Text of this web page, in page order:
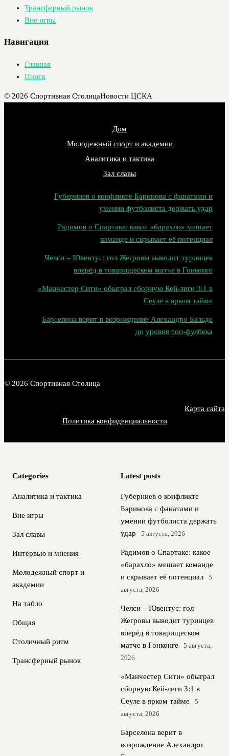
Трансферный рынок
Вне игры
Навигация
Главная
Поиск
© 2026 Спортивная СтолицаНовости ЦСКА
Дом
Молодежный спорт и академии
Аналитика и тактика
Зал славы
Губерниев о конфликте Баринова с фанатами и
умении футболиста держать удар
Радимов о Спартаке: какое «барахло» мешает
команде и скрывает её потенциал
Челси – Ювентус: гол Жегровы выводит туринцев
вперёд в товарищеском матче в Гонконге
«Манчестер Сити» обыграл сборную Кей-лиги 3:1 в
Сеуле в ярком тайме
Барселона верит в возрождение Алехандро Бальде
до уровня топ‑фулбека
© 2026 Спортивная Столица
Карта сайта
Политика конфиденциальности
Categories
Аналитика и тактика
Вне игры
Зал славы
Интервью и мнения
Молодежный спорт и
академии
На табло
Общая
Столичный ритм
Трансферный рынок
Latest posts
Губерниев о конфликте
Баринова с фанатами и
умении футболиста держать
удар
5 августа, 2026
Радимов о Спартаке: какое
«барахло» мешает команде
и скрывает её потенциал
5
августа, 2026
Челси – Ювентус: гол
Жегровы выводит туринцев
вперёд в товарищеском
матче в Гонконге
5 августа,
2026
«Манчестер Сити» обыграл
сборную Кей-лиги 3:1 в
Сеуле в ярком тайме
5
августа, 2026
Барселона верит в
возрождение Алехандро